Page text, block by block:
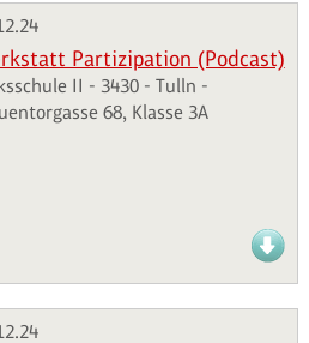
Partizipation (Podcast)
II - 3430 - Tulln -
68, Klasse 3A